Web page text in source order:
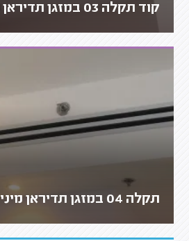
קוד תקלה 03 במזגן תדיראן מיני מרכזי
תקלה 04 במזגן תדיראן מיני מרכזי